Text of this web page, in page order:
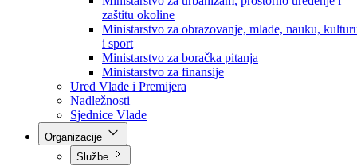
Ministarstvo za socijalnu politiku, zdravstvo,
raseljena lica i izbjeglice
Ministarstvo za urbanizam, prostorno uređenje i
zaštitu okoline
Ministarstvo za obrazovanje, mlade, nauku,
i sport
Ministarstvo za boračka pitanja
Ministarstvo za finansije
Ured Vlade i Premijera
Nadležnosti
Sjednice Vlade